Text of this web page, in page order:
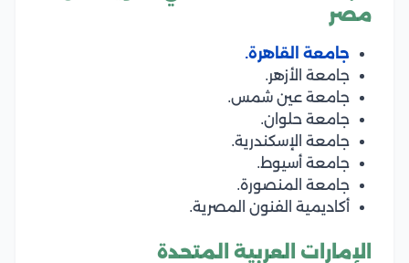
مصر
جامعة القاهرة.
جامعة الأزهر.
جامعة عين شمس.
جامعة حلوان.
جامعة الإسكندرية.
جامعة أسيوط.
جامعة المنصورة.
أكاديمية الفنون المصرية.
الإمارات العربية المتحدة